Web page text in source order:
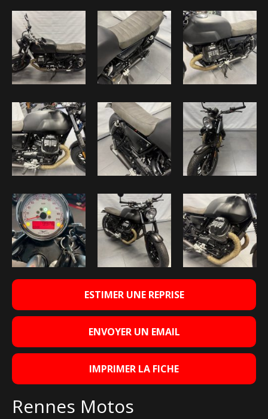
ESTIMER UNE REPRISE
ENVOYER UN EMAIL
IMPRIMER LA FICHE
Rennes Motos